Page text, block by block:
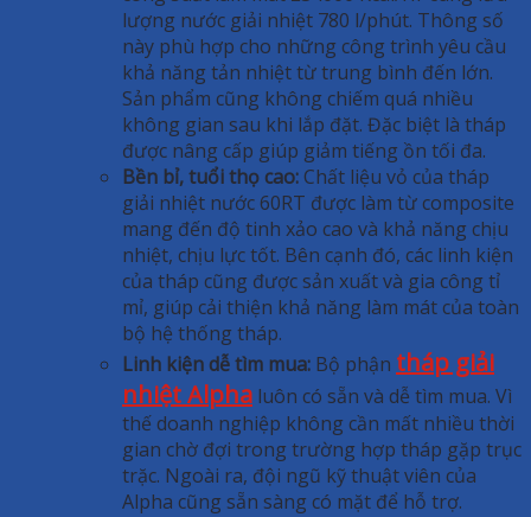
lượng nước giải nhiệt 780 l/phút. Thông số
này phù hợp cho những công trình yêu cầu
khả năng tản nhiệt từ trung bình đến lớn.
Sản phẩm cũng không chiếm quá nhiều
không gian sau khi lắp đặt. Đặc biệt là tháp
được nâng cấp giúp giảm tiếng ồn tối đa.
Bền bỉ, tuổi thọ cao:Chất liệu vỏ của tháp
giải nhiệt nước 60RT được làm từ composite
mang đến độ tinh xảo cao và khả năng chịu
nhiệt, chịu lực tốt. Bên cạnh đó, các linh kiện
của tháp cũng được sản xuất và gia công tỉ
mỉ, giúp cải thiện khả năng làm mát của toàn
bộ hệ thống tháp.
Linh kiện dễ tìm mua: Bộ phận tháp giải
nhiệt Alpha luôn có sẵn và dễ tìm mua. Vì
thế doanh nghiệp không cần mất nhiều thời
gian chờ đợi trong trường hợp tháp gặp trục
trặc. Ngoài ra, đội ngũ kỹ thuật viên của
Alpha cũng sẵn sàng có mặt để hỗ trợ.